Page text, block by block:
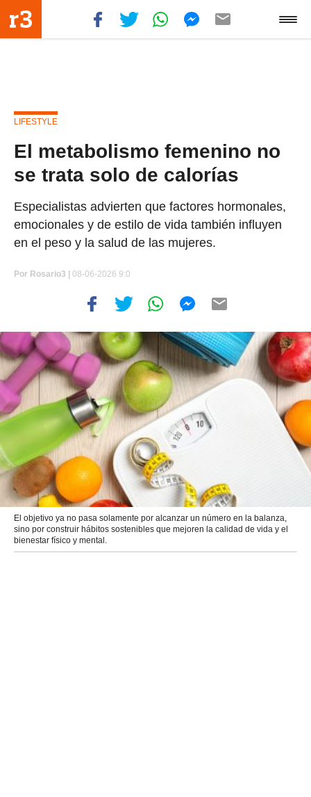
LIFESTYLE
El metabolismo femenino no
se trata solo de calorías
Especialistas advierten que factores hormonales,
emocionales y de estilo de vida también influyen
en el peso y la salud de las mujeres.
Por Rosario3 | 08-06-2026 9:0
El objetivo ya no pasa solamente por alcanzar un número en la balanza,
sino por construir hábitos sostenibles que mejoren la calidad de vida y el
bienestar físico y mental.